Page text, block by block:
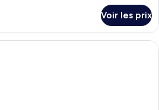
Voir les prix
Un lit bien fait, avec un grand miroir